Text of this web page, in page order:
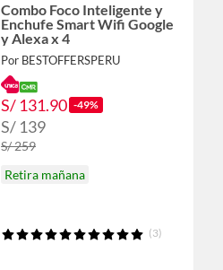
Combo Foco Inteligente y
Enchufe Smart Wifi Google
y Alexa x 4
Por BESTOFFERSPERU
S/ 131.90 -49%
S/ 139
S/ 259
Retira mañana
(3)